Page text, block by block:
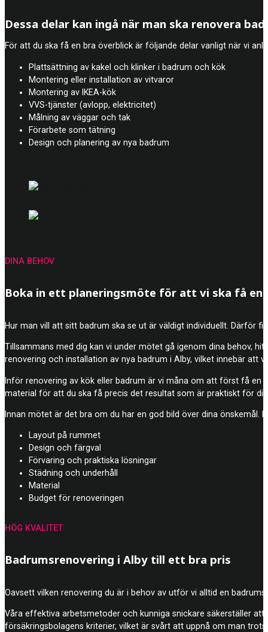
Dessa delar kan ingå när man ska renovera
För att du ska få en bra överblick är följande delar vanligt när vi
Plattsättning av kakel och klinker i badrum och kök
Montering eller installation av vitvaror
Montering av IKEA-kök
VVS-tjänster (avlopp, elektricitet)
Målning av väggar och tak
Förarbete som tätning
Design och planering av nya badrum
Boka in ett planeringsmöte för att vi ska få en
Hur man vill att sitt badrum ska se ut är väldigt individuellt. Därför
Tillsammans med dig kan vi under mötet gå igenom dina behov,
renovering och installation av nya badrum i Alby, vilket innebär att
Inför renovering av kök eller badrum är vi måna om att först få
material för att du ska få precis det resultat som är praktiskt för
Innan mötet är det bra om du har en god bild över dina
Layout på rummet
Design och färgval
Förvaring och praktiska lösningar
Städning och underhåll
Material
Budget för renoveringen
DINA BEHOV
Badrumsrenovering i Alby till ett bra pris
Oavsett vilken renovering du är i behov av utför vi alltid en
Våra effektiva arbetsmetoder och kunniga snickare säkerställer
försäkringsbolagens kriterier, vilket är svårt att uppnå om man
HÖG KVALITET